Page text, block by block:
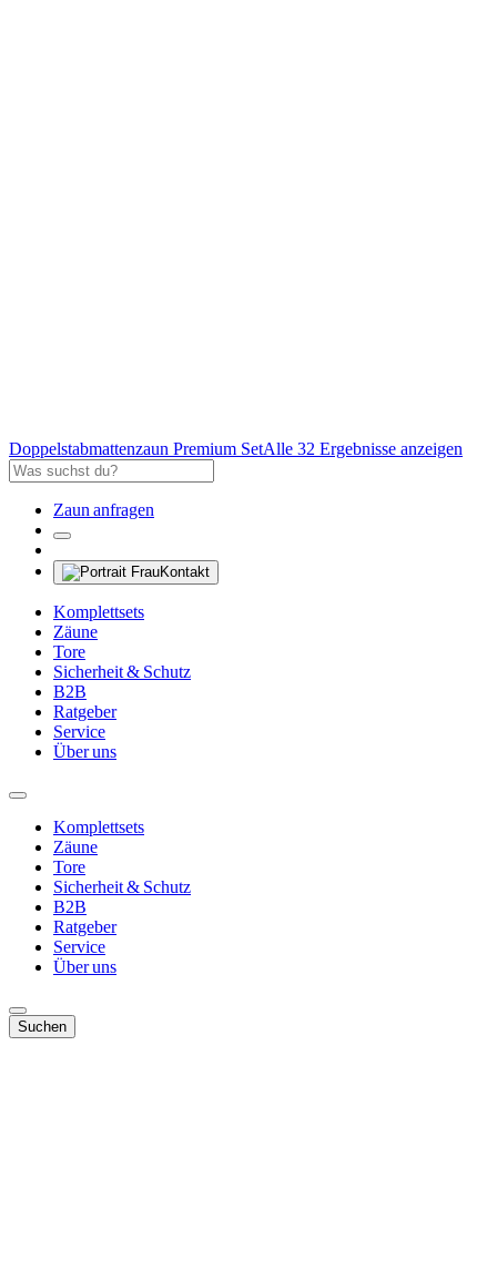
Doppelstabmattenzaun Premium SetAlle 32 Ergebnisse anzeigen
Zaun anfragen
Kontakt
Komplettsets
Zäune
Tore
Sicherheit & Schutz
B2B
Ratgeber
Service
Über uns
Komplettsets
Zäune
Tore
Sicherheit & Schutz
B2B
Ratgeber
Service
Über uns
Suchen